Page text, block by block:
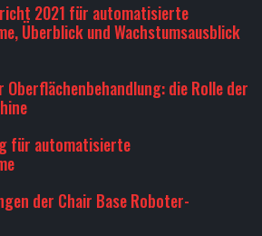
2021 für automatisierte
Überblick und Wachstumsausblick
die Rolle der
für automatisierte
der Chair Base Roboter-